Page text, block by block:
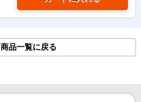
商品一覧に戻る